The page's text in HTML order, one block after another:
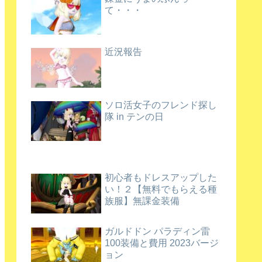
て・・・
近況報告
ソロ活女子のフレンド探し
隊 in テンの日
初心者もドレスアップした
い！２【無料でもらえる種
族服】無課金装備
ガルドドン パラディン雷
100装備と費用 2023バージ
ョン